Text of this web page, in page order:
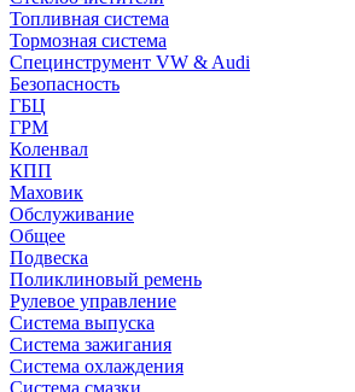
Топливная система
Тормозная система
Специнструмент VW & Audi
Безопасность
ГБЦ
ГРМ
Коленвал
КПП
Маховик
Обслуживание
Общее
Подвеска
Поликлиновый ремень
Рулевое управление
Система выпуска
Система зажигания
Система охлаждения
Система смазки